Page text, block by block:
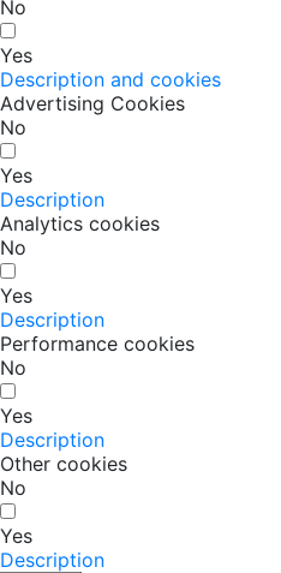
No
Yes
Description and cookies
Advertising Cookies
No
Yes
Description
Analytics cookies
No
Yes
Description
Performance cookies
No
Yes
Description
Other cookies
No
Yes
Description